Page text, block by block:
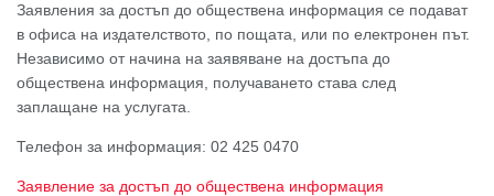
Заявления за достъп до обществена информация се подават
в офиса на издателството, по пощата, или по електронен път.
Независимо от начина на заявяване на достъпа до
обществена информация, получаването става след
заплащане на услугата.
Телефон за информация: 02 425 0470
Заявление за достъп до обществена информация